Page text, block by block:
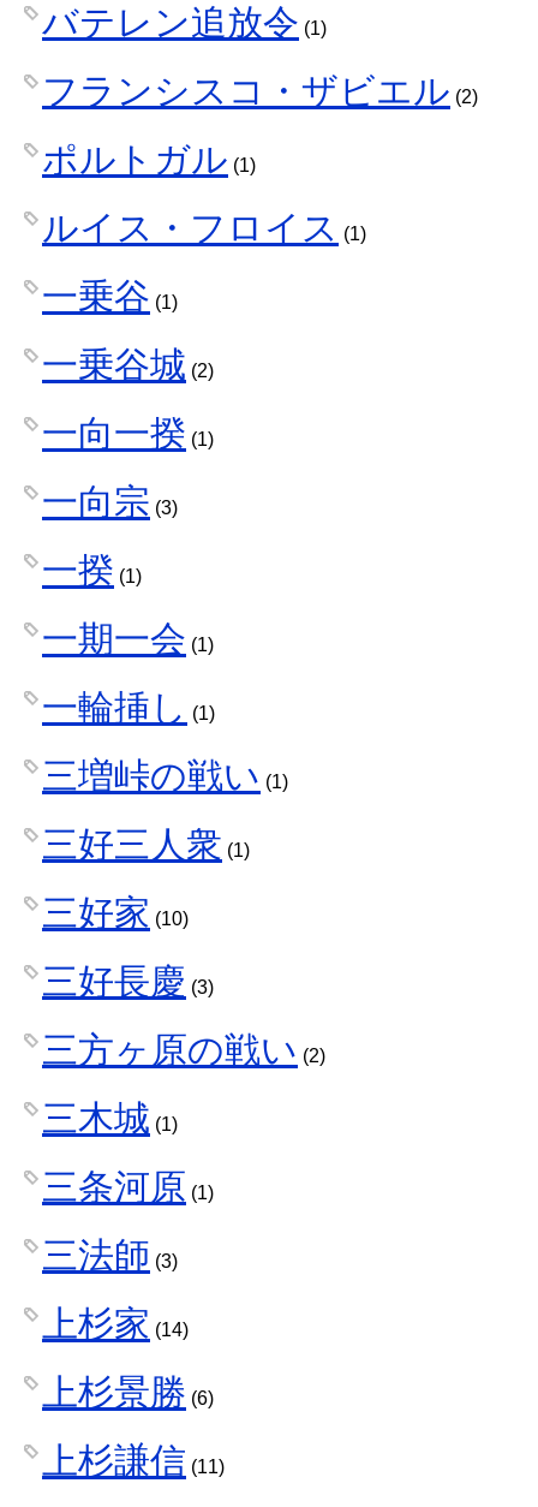
バテレン追放令 (1)
フランシスコ・ザビエル (2)
ポルトガル (1)
ルイス・フロイス (1)
一乗谷 (1)
一乗谷城 (2)
一向一揆 (1)
一向宗 (3)
一揆 (1)
一期一会 (1)
一輪挿し (1)
三増峠の戦い (1)
三好三人衆 (1)
三好家 (10)
三好長慶 (3)
三方ヶ原の戦い (2)
三木城 (1)
三条河原 (1)
三法師 (3)
上杉家 (14)
上杉景勝 (6)
上杉謙信 (11)